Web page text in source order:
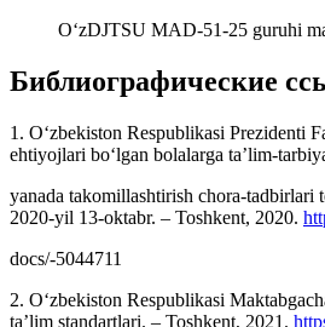
O‘zDJTSU MAD-51-25 guruhi
Библиографические
1. O‘zbekiston Respublikasi Prezidenti
ehtiyojlari bo‘lgan bolalarga ta’lim-
yanada takomillashtirish chora-tadbirlari
2020-yil 13-oktabr. – Toshkent, 2020.
docs/-5044711
2. O‘zbekiston Respublikasi
ta’lim standartlari. – Toshkent, 2021.